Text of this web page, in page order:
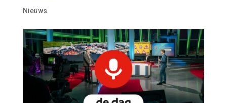
Nieuws